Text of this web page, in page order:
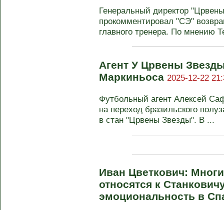
Генеральный директор
прокомментировал "СЭ"
главного тренера. По мнению
Агент У Црвены
Маркиньоса 2025-12-22
Футбольный агент Алексей
на переход бразильского
в стан "Црвены Звезды". В ...
Иван Цветкович:
относятся к
эмоциональность в